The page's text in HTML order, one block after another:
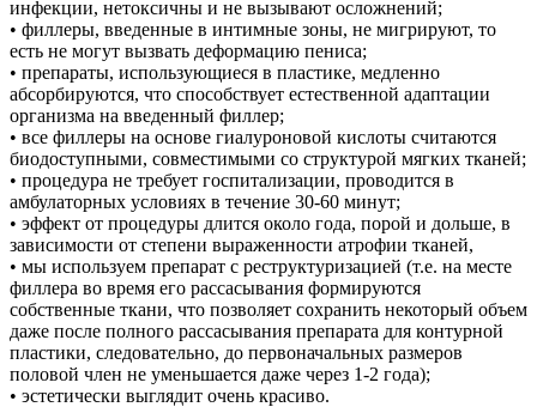
инфекции, нетоксичны и не вызывают осложнений;
• филлеры, введенные в интимные зоны, не мигрируют, то
есть не могут вызвать деформацию пениса;
• препараты, использующиеся в пластике, медленно
абсорбируются, что способствует естественной адаптации
организма на введенный филлер;
• все филлеры на основе гиалуроновой кислоты считаются
биодоступными, совместимыми со структурой мягких тканей;
• процедура не требует госпитализации, проводится в
амбулаторных условиях в течение 30-60 минут;
• эффект от процедуры длится около года, порой и дольше, в
зависимости от степени выраженности атрофии тканей,
• мы используем препарат с реструктуризацией (т.е. на месте
филлера во время его рассасывания формируются
собственные ткани, что позволяет сохранить некоторый объем
даже после полного рассасывания препарата для контурной
пластики, следовательно, до первоначальных размеров
половой член не уменьшается даже через 1-2 года);
• эстетически выглядит очень красиво.